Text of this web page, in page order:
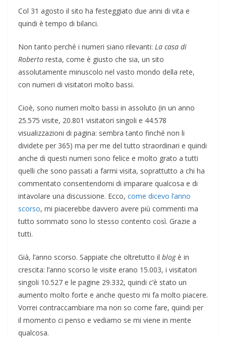
Col 31 agosto il sito ha festeggiato due anni di vita e
quindi è tempo di bilanci.
Non tanto perché i numeri siano rilevanti: La casa di
Roberto resta, come è giusto che sia, un sito
assolutamente minuscolo nel vasto mondo della rete,
con numeri di visitatori molto bassi.
Cioè, sono numeri molto bassi in assoluto (in un anno
25.575 visite, 20.801 visitatori singoli e 44.578
visualizzazioni di pagina: sembra tanto finché non li
dividete per 365) ma per me del tutto straordinari e quindi
anche di questi numeri sono felice e molto grato a tutti
quelli che sono passati a farmi visita, soprattutto a chi ha
commentato consentendomi di imparare qualcosa e di
intavolare una discussione. Ecco, come dicevo l’anno
scorso, mi piacerebbe davvero avere più commenti ma
tutto sommato sono lo stesso contento così. Grazie a
tutti.
Già, l’anno scorso. Sappiate che oltretutto il blogè in
crescita: l’anno scorso le visite erano 15.003, i visitatori
singoli 10.527 e le pagine 29.332, quindi c’è stato un
aumento molto forte e anche questo mi fa molto piacere.
Vorrei contraccambiare ma non so come fare, quindi per
il momento ci penso e vediamo se mi viene in mente
qualcosa.